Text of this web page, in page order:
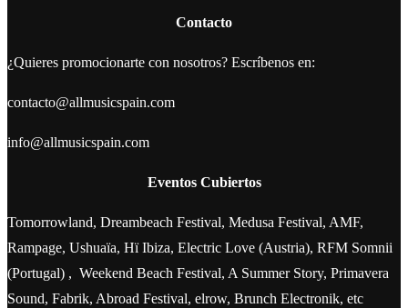
Contacto
¿Quieres promocionarte con nosotros? Escríbenos en:
contacto@allmusicspain.com
info@allmusicspain.com
Eventos Cubiertos
Tomorrowland, Dreambeach Festival, Medusa Festival, AMF,
Rampage, Ushuaïa, Hï Ibiza, Electric Love (Austria), RFM Somnii
(Portugal) , Weekend Beach Festival, A Summer Story, Primavera
Sound, Fabrik, Abroad Festival, elrow, Brunch Electronik, etc